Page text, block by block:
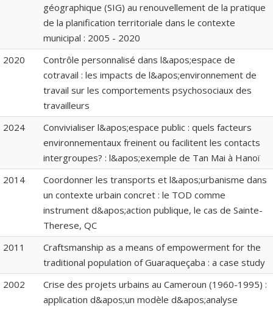
géographique (SIG) au renouvellement de la pratique
de la planification territoriale dans le contexte
municipal : 2005 - 2020
2020
Contrôle personnalisé dans l&apos;espace de
cotravail : les impacts de l&apos;environnement de
travail sur les comportements psychosociaux des
travailleurs
2024
Convivialiser l&apos;espace public : quels facteurs
environnementaux freinent ou facilitent les contacts
intergroupes? : l&apos;exemple de Tan Mai à Hanoï
2014
Coordonner les transports et l&apos;urbanisme dans
un contexte urbain concret : le TOD comme
instrument d&apos;action publique, le cas de Sainte-
Therese, QC
2011
Craftsmanship as a means of empowerment for the
traditional population of Guaraqueçaba : a case study
2002
Crise des projets urbains au Cameroun (1960-1995) :
application d&apos;un modèle d&apos;analyse